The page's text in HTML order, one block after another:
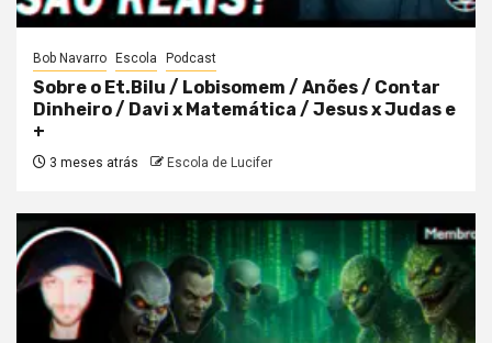
Bob Navarro Escola Podcast
Sobre o Et.Bilu / Lobisomem / Anões / Contar
Dinheiro / Davi x Matemática / Jesus x Judas e
+
3 meses atrás Escola de Lucifer